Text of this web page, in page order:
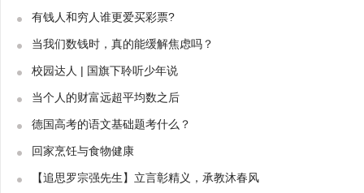
有钱人和穷人谁更爱买彩票?
当我们数钱时，真的能缓解焦虑吗？
校园达人 | 国旗下聆听少年说
当个人的财富远超平均数之后
德国高考的语文基础题考什么？
回家烹饪与食物健康
【追思罗宗强先生】立言彰精义，承教沐春风